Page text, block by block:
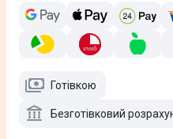
Готівкою
Безготівковий